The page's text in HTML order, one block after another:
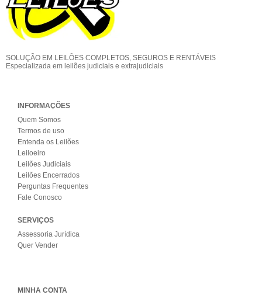
SOLUÇÃO EM LEILÕES COMPLETOS, SEGUROS E RENTÁVEIS
Especializada em leilões judiciais e extrajudiciais
INFORMAÇÕES
Quem Somos
Termos de uso
Entenda os Leilões
Leiloeiro
Leilões Judiciais
Leilões Encerrados
Perguntas Frequentes
Fale Conosco
SERVIÇOS
Assessoria Jurídica
Quer Vender
MINHA CONTA